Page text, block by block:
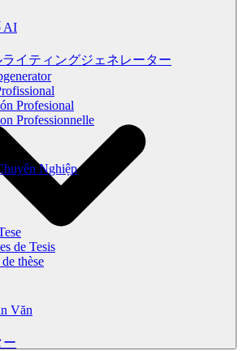
AI
イティングジェネレーター
Profesional
Professionnelle
Nghiệp
de Tesis
thèse
Văn
ー